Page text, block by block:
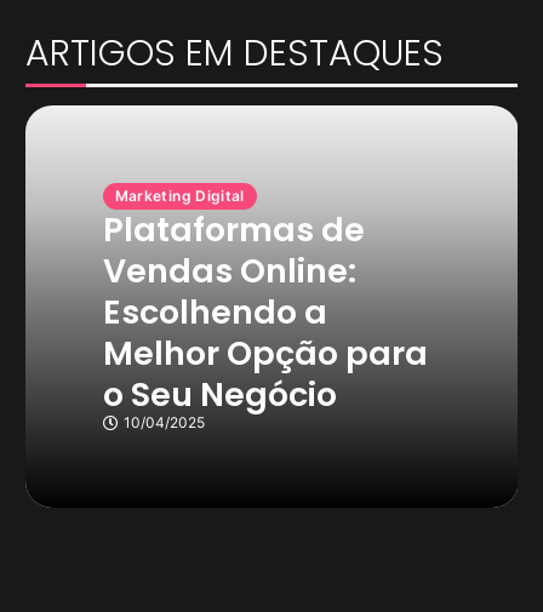
ARTIGOS EM DESTAQUES
Marketing Digital
Plataformas de
Vendas Online:
Escolhendo a
Melhor Opção para
o Seu Negócio
10/04/2025